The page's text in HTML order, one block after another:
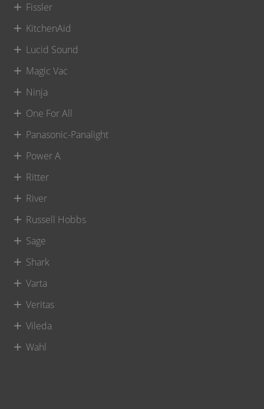
Fissler
KitchenAid
Lucid Sound
Magic Vac
Ninja
One For All
Panasonic-Panalight
Power A
Ritter
River
Russell Hobbs
Sage
Shark
Varta
Veritas
Vileda
Wahl